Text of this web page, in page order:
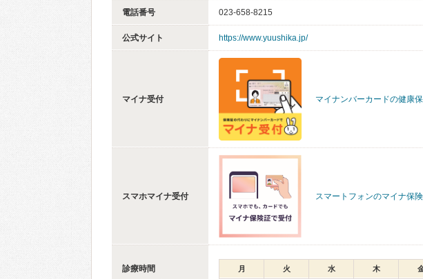
電話番号 023-658-8215
公式サイト https://www.yuushika.jp/
マイナ受付 マイナンバーカードの健康
スマホマイナ受付 スマートフォンのマイナ保
診療時間 月 火 水 木